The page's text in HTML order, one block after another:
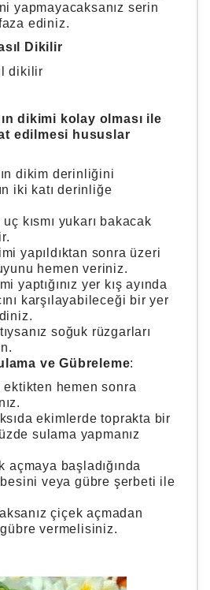
yapmayacaksanız serin
ediniz.
Dikilir
dikimi kolay olması ile
edilmesi hususlar
dikim derinliğini
iki katı derinliğe
kısmı yukarı bakacak
yapıldıktan sonra üzeri
hemen veriniz.
yaptığınız yer kış ayında
karşılayabileceği bir yer
soğuk rüzgarları
ve Gübreleme:
ektikten hemen sonra
ekimlerde toprakta bir
sulama yapmanız
başladığında
veya gübre şerbeti ile
çiçek açmadan
vermelisiniz.